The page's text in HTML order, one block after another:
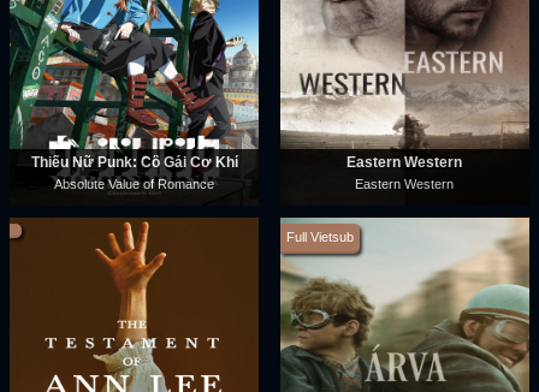
Thiếu Nữ Punk: Cô Gái Cơ Khí
Absolute Value of Romance
Eastern Western
Eastern Western
Full Vietsub